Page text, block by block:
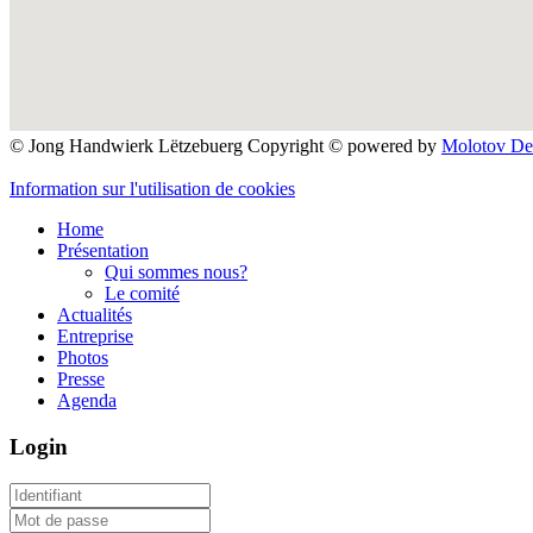
© Jong Handwierk Lëtzebuerg Copyright © powered by Molotov
Information sur l'utilisation de cookies
Home
Présentation
Qui sommes nous?
Le comité
Actualités
Entreprise
Photos
Presse
Agenda
Login